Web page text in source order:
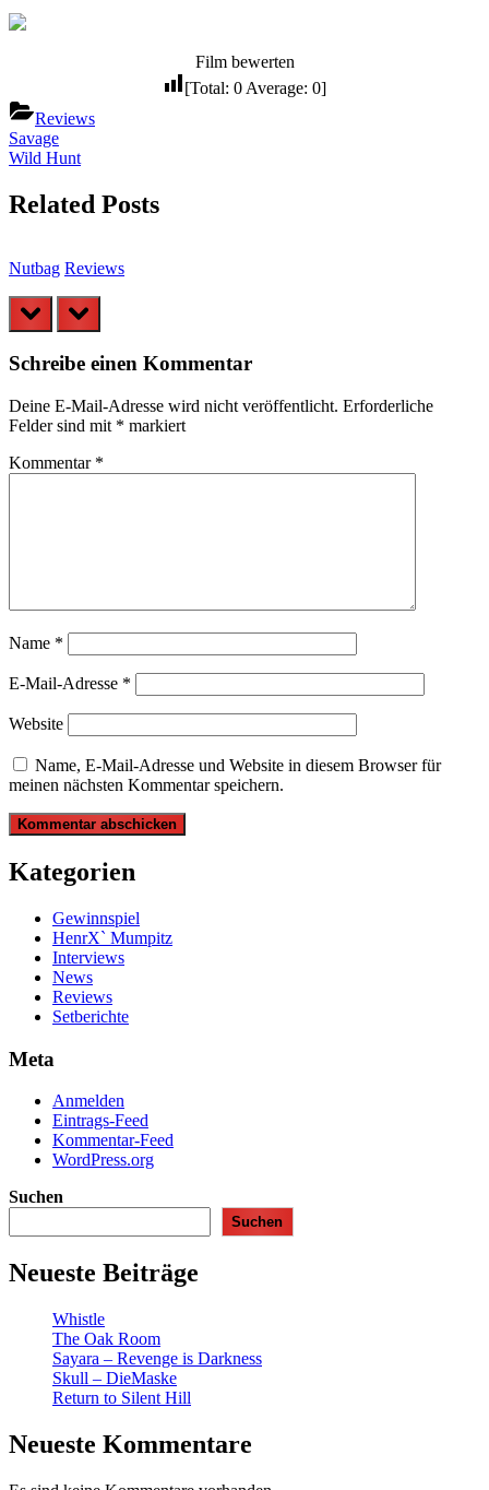
Film bewerten
[Total: 0 Average: 0]
Reviews
Beitragsnavigation
Previous
Post:
Savage
Next
Wild Hunt
Related Posts
Nutbag Reviews
prev next
Schreibe einen Kommentar
Deine E-Mail-Adresse wird nicht veröffentlicht. Erforderliche
Felder sind mit * markiert
Kommentar *
Name *
E-Mail-Adresse *
Website
Name, E-Mail-Adresse und Website in diesem Browser für
meinen nächsten Kommentar speichern.
Kategorien
Gewinnspiel
HenrX` Mumpitz
Interviews
News
Reviews
Setberichte
Meta
Anmelden
Eintrags-Feed
Kommentar-Feed
WordPress.org
Suchen
Suchen
Neueste Beiträge
Whistle
The Oak Room
Sayara – Revenge is Darkness
Skull – DieMaske
Return to Silent Hill
Neueste Kommentare